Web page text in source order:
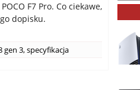
F7 Pro. Co ciekawe,
dopisku.
gen 3,specyfikacja